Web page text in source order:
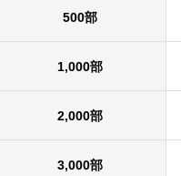
500部
1,000部
2,000部
3,000部